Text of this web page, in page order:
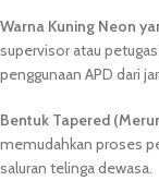
Warna Kuning Neon
supervisor atau
penggunaan APD dari
Bentuk Tapered
memudahkan proses
saluran telinga dewasa.